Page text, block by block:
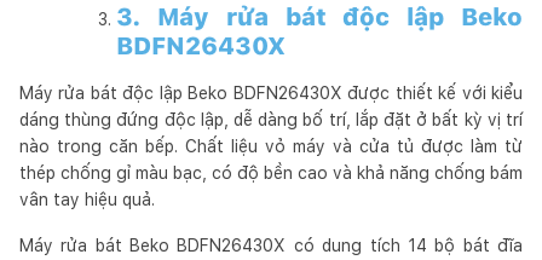
3. Máy rửa bát độc lập Beko
BDFN26430X
Máy rửa bát độc lập Beko BDFN26430X được thiết kế với kiểu
dáng thùng đứng độc lập, dễ dàng bố trí, lắp đặt ở bất kỳ vị trí
nào trong căn bếp. Chất liệu vỏ máy và cửa tủ được làm từ
thép chống gỉ màu bạc, có độ bền cao và khả năng chống bám
vân tay hiệu quả.
Máy rửa bát Beko BDFN26430X có dung tích 14 bộ bát đĩa